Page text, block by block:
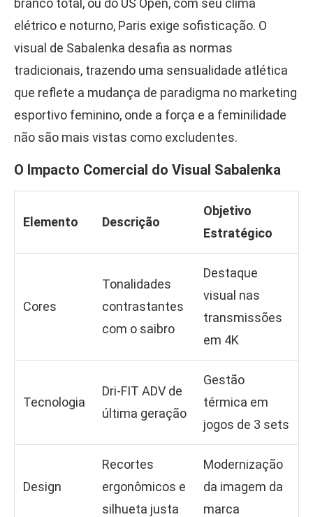
branco total, ou do US Open, com seu clima
elétrico e noturno, Paris exige sofisticação. O
visual de Sabalenka desafia as normas
tradicionais, trazendo uma sensualidade atlética
que reflete a mudança de paradigma no marketing
esportivo feminino, onde a força e a feminilidade
não são mais vistas como excludentes.
O Impacto Comercial do Visual Sabalenka
Elemento Descrição
Objetivo
Estratégico
Cores
Tonalidades
contrastantes
com o saibro
Destaque
visual nas
transmissões
em 4K
Tecnologia
Dri-FIT ADV de
última geração
Gestão
térmica em
jogos de 3 sets
Design
Recortes
ergonômicos e
silhueta justa
Modernização
da imagem da
marca